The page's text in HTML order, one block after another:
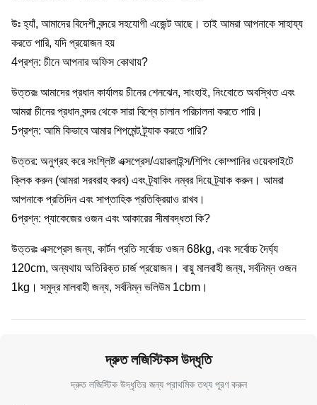
উঃ হ্যাঁ, আমাদের বিদেশী বন্দরে সহযোগী এজেন্ট আছে। তাই আমরা আপনাকে সাহায্য
করতে পারি, যদি প্রয়োজন হয়
4প্রশ্ন: চীনে আপনার অফিস কোথায়?
উত্তরঃ আমাদের প্রধান কার্যালয় চীনের শেনঝেন, সাংহাই, নিংবোতে অবস্থিত এবং
আমরা চীনের প্রধান বন্দর থেকে সারা বিশ্বে চালান পরিচালনা করতে পারি।
5প্রশ্ন: আমি কিভাবে আমার শিপমেন্ট ট্র্যাক করতে পারি?
উত্তর: অনুগ্রহ করে সংশ্লিষ্ট এক্সপ্রেস/এয়ারলাইন্স/শিপিং কোম্পানির ওয়েবসাইটে
ক্লিক করুন (আমরা সরবরাহ করব) এবং ট্র্যাকিং নম্বর দিয়ে ট্র্যাক করুন। আমরা
আপনাকে প্রতিদিন এবং সাপ্তাহিক প্রতিক্রিয়াও রাখব।
6প্রশ্ন: প্যাকেজের ওজন এবং আকারের সীমাবদ্ধতা কি?
উত্তরঃ এক্সপ্রেস জন্য, কার্টন প্রতি সর্বোচ্চ ওজন 68kg, এবং সর্বোচ্চ দৈর্ঘ্য
120cm, অন্যথায় অতিরিক্ত চার্জ প্রয়োজন। বায়ু মালবাহী জন্য, সর্বনিম্ন ওজন
1kg। সমুদ্র মালবাহী জন্য, সর্বনিম্ন ভলিউম 1cbm।
দ্রুত লজিস্টিকস উদ্ধৃতি
দ্রুত লজিস্টিক উদ্ধৃতির জন্য প্রাথমিক তথ্য পূরণ করুন